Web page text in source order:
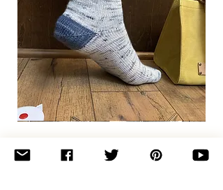
Basic
Socks
Join the newsletter